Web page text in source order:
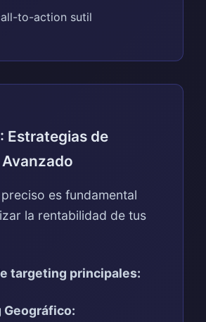
to-action sutil
Estrategias de
es fundamental
la rentabilidad de tus
targeting principales:
Geográfico: